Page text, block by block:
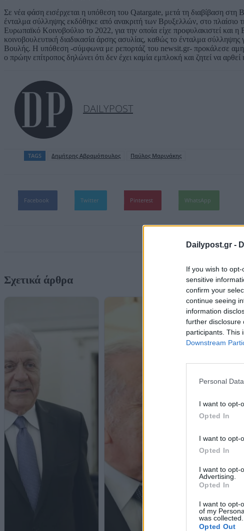
Dailypost.gr -
If you wish to
sensitive
confirm your
continue seeing
information
further disclosure
participants. This
Downstream
Personal
I want to opt-
Opted In
I want to opt-
Opted In
I want to opt-
Advertising.
Opted In
I want to opt-
of my
was collected.
Opted Out
Σε νέα φάση εισέρχεται η υπόθεση του Qatargate, μετά τη διαβίβαση
ένταλμα σύλληψης εκδόθηκε από ανακριτή των Βρυξελλών, στο πλαίσιο
Ευρωπαϊκό Κοινοβούλιο το 2022, για την οποία είχε προφυλακιστεί και
κοινοβουλευτική διαδικασία άρσης ασυλίας, καθώς το ένταλμα
Βουλής. Η υπόθεση -σύμφωνα με ρεπορτάζ του newsit.gr- προκάλεσε
ο πρώην επίτροπος δηλώνει ότι δεν έχει καμία εμπλοκή και ζητεί να
DAILYPOST
TAGS Δημήτρης Αβραμόπουλος Παύλος Μαρινάκης
Facebook Twitter Pinterest WhatsApp
Σχετικά άρθρα